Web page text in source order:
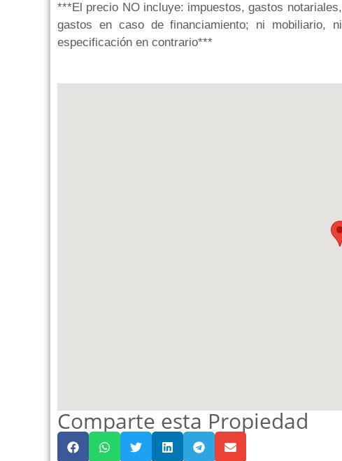
***El precio NO incluye: impuestos, gastos
gastos en caso de financiamiento; ni mobiliario,
especificación en contrario***
Comparte esta Propiedad